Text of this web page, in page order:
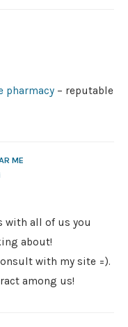
pharmacy – reputable
ME
with all of us you
about!
with my site =).
among us!